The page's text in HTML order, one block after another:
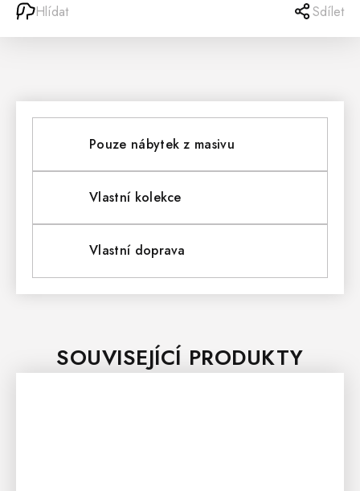
Hlídat Sdílet
Pouze nábytek z masivu
Vlastní kolekce
Vlastní doprava
SOUVISEJÍCÍ PRODUKTY